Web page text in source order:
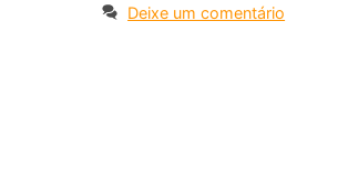
Deixe um comentário